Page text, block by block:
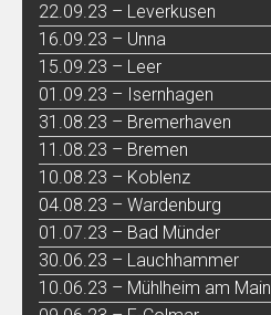
22.09.23 – Leverkusen
16.09.23 – Unna
15.09.23 – Leer
01.09.23 – Isernhagen
31.08.23 – Bremerhaven
11.08.23 – Bremen
10.08.23 – Koblenz
04.08.23 – Wardenburg
01.07.23 – Bad Münder
30.06.23 – Lauchhammer
10.06.23 – Mühlheim am Main